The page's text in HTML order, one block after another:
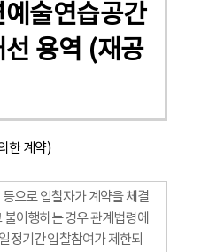
예술연습공간
선 용역 (재공
한 계약)
으로 입찰자가 계약을 체결
이행하는 경우 관계법령에
정기간 입찰참여가 제한되